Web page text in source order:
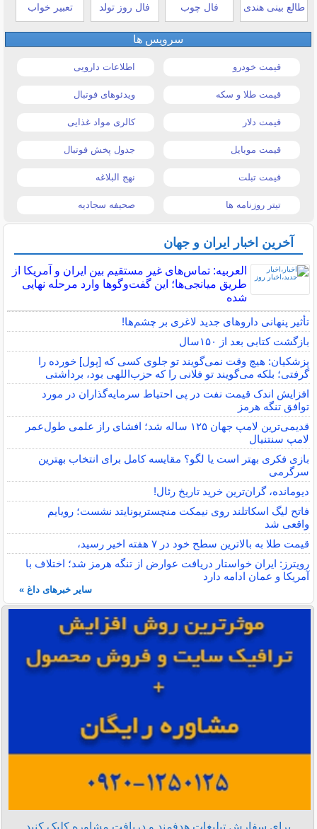
طالع بینی هندی فال چوب فال روز تولد تعبیر خواب
سرویس ها
قیمت خودرو اطلاعات دارویی
قیمت طلا و سکه ویدئوهای فوتبال
قیمت دلار کالری مواد غذایی
قیمت موبایل جدول پخش فوتبال
قیمت تبلت نهج البلاغه
تیتر روزنامه ها صحیفه سجادیه
آخرین اخبار ایران و جهان
العربیه: تماس‌های غیر مستقیم بین ایران و آمریکا از
طریق میانجی‌ها؛ این گفت‌و‌گو‌ها وارد مرحله نهایی
شده
تأثیر پنهانی داروهای جدید لاغری بر چشم‌ها!
بازگشت کتابی بعد از ۱۵۰سال
پزشکیان: هیچ وقت نمی‌گویند تو جلوی کسی که [پول] خورده را
گرفتی؛ بلکه می‌گویند تو فلانی را که حزب‌اللهی بود، برداشتی
افزایش اندک قیمت نفت در پی احتیاط سرمایه‌گذاران در مورد
توافق تنگه هرمز
قدیمی‌ترین لامپ جهان ۱۲۵ ساله شد؛ افشای راز علمی طول‌عمر
لامپ سنتنیال
بازی فکری بهتر است یا لگو؟ مقایسه کامل برای انتخاب بهترین
سرگرمی
دیومانده، گران‌ترین خرید تاریخ رئال!
فاتح لیگ اسکاتلند روی نیمکت منچستریونایتد نشست؛ رویایم
واقعی شد
قیمت طلا به بالاترین سطح خود در ۷ هفته اخیر رسید،
رویترز: ایران خواستار دریافت عوارض از تنگه هرمز شد؛ اختلاف با
آمریکا و عمان ادامه دارد
سایر خبرهای داغ »
برای سفارش تبلیغات هدفمند و دریافت مشاوره کلیک کنید